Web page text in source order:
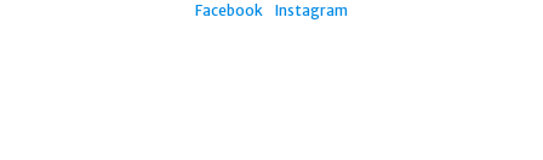
Facebook Instagram